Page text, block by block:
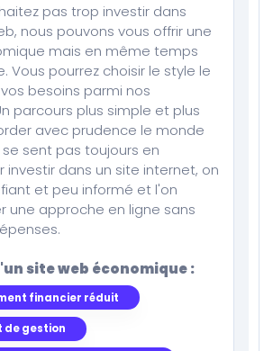
pas trop investir dans
nous pouvons vous offrir une
mais en même temps
Vous pourrez choisir le style le
besoins parmi nos
parcours plus simple et plus
avec prudence le monde
sent pas toujours en
investir dans un site internet, on
et peu informé et l'on
une approche en ligne sans
site web économique :
financier réduit
de gestion